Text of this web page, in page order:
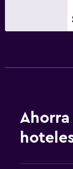
Aire libre
Área de picnic
Habitación
Enchufe cerca de
Perchero